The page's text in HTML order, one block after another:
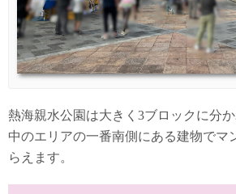
熱海親水公園は大きく3ブロックに分
中のエリアの一番南側にある建物でマ
らえます。